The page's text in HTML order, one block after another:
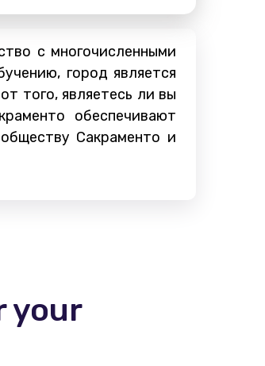
с многочисленными
город является
того, являетесь ли вы
обеспечивают
Сакраменто и
your